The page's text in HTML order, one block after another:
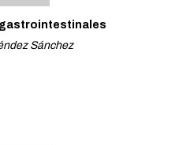
Sánchez